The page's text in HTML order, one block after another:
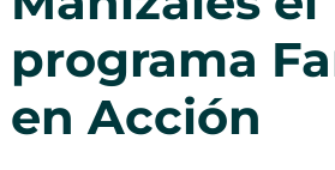
programa
en Acción